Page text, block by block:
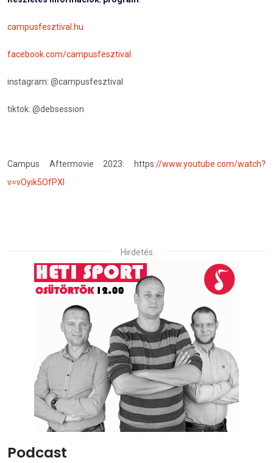
campusfesztival.hu
facebook.com/campusfesztival
instagram: @campusfesztival
tiktok: @debsession
Campus Aftermovie 2023: https://www.youtube.com/watch?
v=vOyik5OfPXI
Hirdetés
Podcast